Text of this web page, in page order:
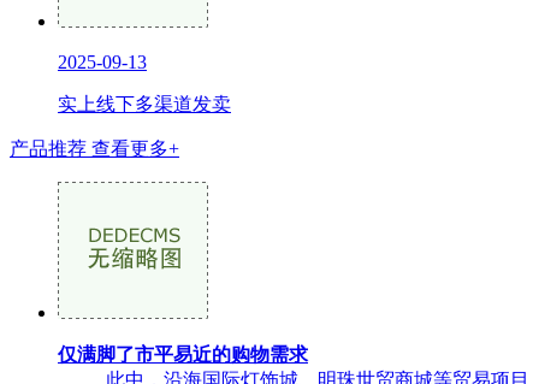
2025-09-13
实上线下多渠道发卖
产品推荐 查看更多+
仅满脚了市平易近的购物需求
此中，沿海国际灯饰城、明珠世贸商城等贸易项目